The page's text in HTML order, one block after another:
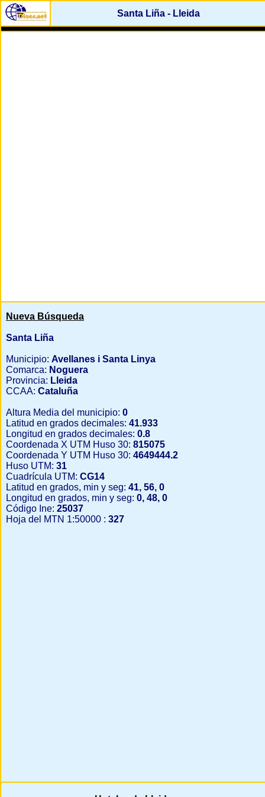
Santa Liña - Lleida
Nueva Búsqueda
Santa Liña
Municipio: Avellanes i Santa Linya
Comarca: Noguera
Provincia: Lleida
CCAA: Cataluña
Altura Media del municipio: 0
Latitud en grados decimales: 41.933
Longitud en grados decimales: 0.8
Coordenada X UTM Huso 30: 815075
Coordenada Y UTM Huso 30: 4649444.2
Huso UTM: 31
Cuadrícula UTM: CG14
Latitud en grados, min y seg: 41, 56, 0
Longitud en grados, min y seg: 0, 48, 0
Código Ine: 25037
Hoja del MTN 1:50000 : 327